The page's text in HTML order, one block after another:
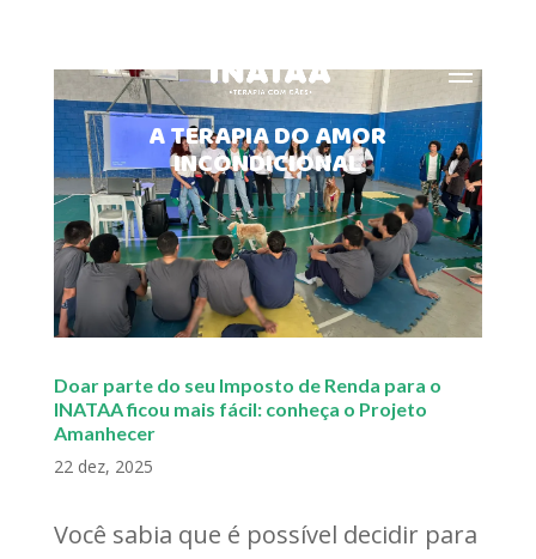
A TERAPIA DO AMOR
INCONDICIONAL
Doar parte do seu Imposto de Renda para o
INATAA ficou mais fácil: conheça o Projeto
Amanhecer
22 dez, 2025
Você sabia que é possível decidir para